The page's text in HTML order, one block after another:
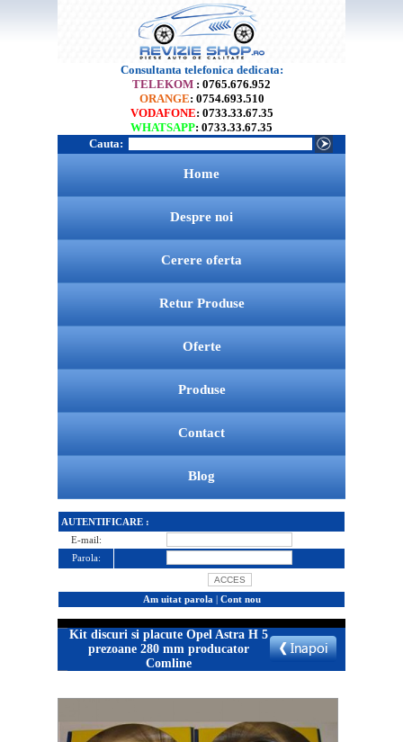
Consultanta telefonica dedicata:
TELEKOM : 0765.676.952
ORANGE: 0754.693.510
VODAFONE: 0733.33.67.35
WHATSAPP: 0733.33.67.35
Cauta:
Home
Despre noi
Cerere oferta
Retur Produse
Oferte
Produse
Contact
Blog
AUTENTIFICARE :
E-mail:
Parola:
Am uitat parola | Cont nou
Kit discuri si placute Opel Astra H 5
prezoane 280 mm producator
Comline